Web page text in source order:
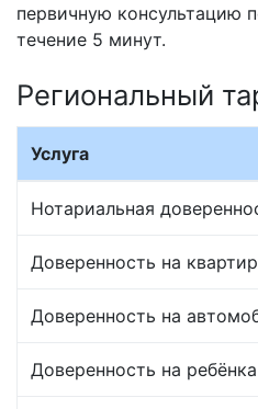
первичную консультацию
течение 5 минут.
Региональный
Услуга
Нотариальная
Доверенность на
Доверенность на
Доверенность на ребёнка